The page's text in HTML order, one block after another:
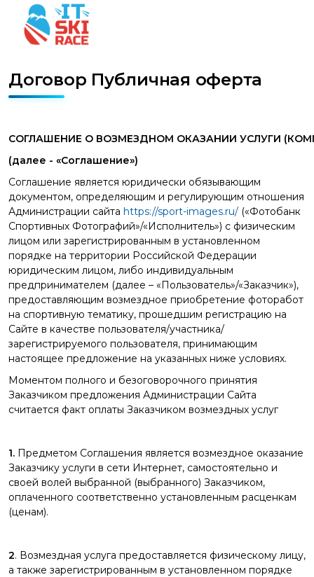
Договор Публичная оферта
СОГЛАШЕНИЕ О ВОЗМЕЗДНОМ ОКАЗАНИИ УСЛУГИ
(далее - «Соглашение»)
Соглашение является юридически обязывающим
документом, определяющим и регулирующим отношения
Администрации сайта https://sport-images.ru/ («Фотобанк
Спортивных Фотографий»/«Исполнитель») с физическим
лицом или зарегистрированным в установленном
порядке на территории Российской Федерации
юридическим лицом, либо индивидуальным
предпринимателем (далее – «Пользователь»/«Заказчик»),
предоставляющим возмездное приобретение фоторабот
на спортивную тематику, прошедшим регистрацию на
Сайте в качестве пользователя/участника/
зарегистрируемого пользователя, принимающим
настоящее предложение на указанных ниже условиях.
Моментом полного и безоговорочного принятия
Заказчиком предложения Администрации Сайта
считается факт оплаты Заказчиком возмездных услуг
1. Предметом Соглашения является возмездное оказание
Заказчику услуги в сети Интернет, самостоятельно и
своей волей выбранной (выбранного) Заказчиком,
оплаченного соответственно установленным расценкам
(ценам).
2. Возмездная услуга предоставляется физическому лицу,
а также зарегистрированным в установленном порядке